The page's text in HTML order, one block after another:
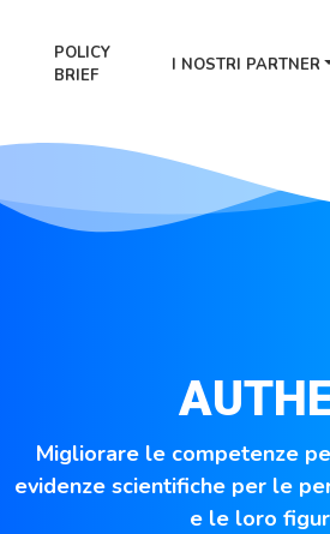
POLICY
BRIEF
I NOSTRI PARTNER
Migliorare le competenze
evidenze scientifiche per le
e le loro